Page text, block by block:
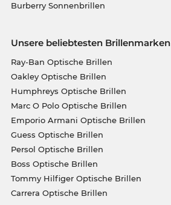
Burberry Sonnenbrillen
Unsere beliebtesten Brillenmarken
Ray-Ban Optische Brillen
Oakley Optische Brillen
Humphreys Optische Brillen
Marc O Polo Optische Brillen
Emporio Armani Optische Brillen
Guess Optische Brillen
Persol Optische Brillen
Boss Optische Brillen
Tommy Hilfiger Optische Brillen
Carrera Optische Brillen